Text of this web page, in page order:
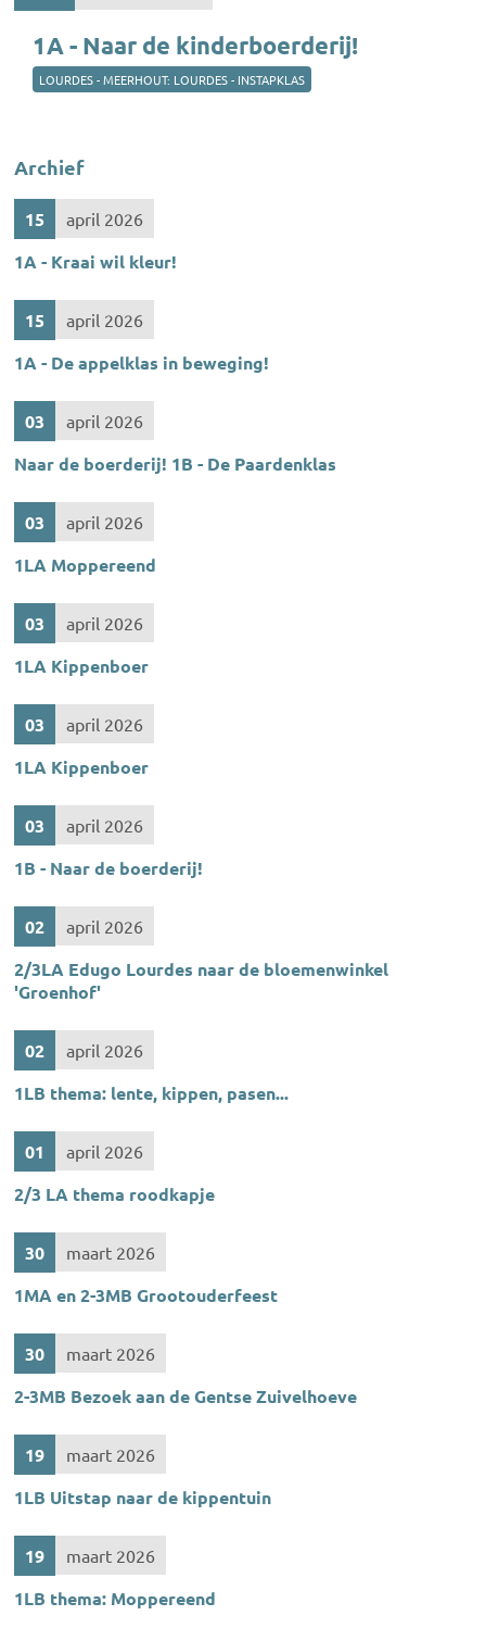
1A - Naar de kinderboerderij!
LOURDES - MEERHOUT: LOURDES - INSTAPKLAS
Archief
15 april 2026
1A - Kraai wil kleur!
15 april 2026
1A - De appelklas in beweging!
03 april 2026
Naar de boerderij! 1B - De Paardenklas
03 april 2026
1LA Moppereend
03 april 2026
1LA Kippenboer
03 april 2026
1LA Kippenboer
03 april 2026
1B - Naar de boerderij!
02 april 2026
2/3LA Edugo Lourdes naar de bloemenwinkel
'Groenhof'
02 april 2026
1LB thema: lente, kippen, pasen...
01 april 2026
2/3 LA thema roodkapje
30 maart 2026
1MA en 2-3MB Grootouderfeest
30 maart 2026
2-3MB Bezoek aan de Gentse Zuivelhoeve
19 maart 2026
1LB Uitstap naar de kippentuin
19 maart 2026
1LB thema: Moppereend